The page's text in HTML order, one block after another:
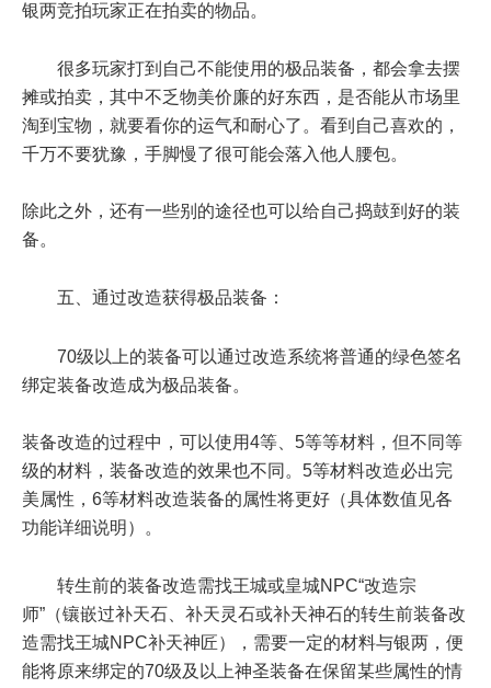
银两竞拍玩家正在拍卖的物品。
很多玩家打到自己不能使用的极品装备，都会拿去摆
摊或拍卖，其中不乏物美价廉的好东西，是否能从市场里
淘到宝物，就要看你的运气和耐心了。看到自己喜欢的，
千万不要犹豫，手脚慢了很可能会落入他人腰包。
除此之外，还有一些别的途径也可以给自己捣鼓到好的装
备。
五、通过改造获得极品装备：
70级以上的装备可以通过改造系统将普通的绿色签名
绑定装备改造成为极品装备。
装备改造的过程中，可以使用4等 5等等材料，但不同等
级的材料，装备改造的效果也不同。5等材料改造必出完
美属性，6等材料改造装备的属性将更好（具体数值见各
功能详细说明）。
转生前的装备改造需找王城或皇城NPC“改造宗
师”（镶嵌过补天石、补天灵石或补天神石的转生前装备改
造需找王城NPC补天神匠），需要一定的材料与银两，便
能将原来绑定的70级及以上神圣装备在保留某些属性的情